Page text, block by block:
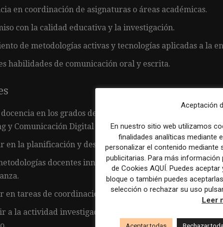
en coordinación de asignaturas o áreas académicas.
con la calidad educativa y la investigación.
de metodologías activas y tecnologías aplicadas a la
habilidades de comunicación oral y escrita.
en los grados de Publicidad y Comunicación para
y Comunicación Digital y Diseño Gráfico y Creatividad
en la planificación y desarrollo de las asignaturas
docentes innovadoras y herramientas
en tareas de coordinación académica cuando
a la actividad investigadora y a la mejora continua de la
Aceptación
En nuestro sitio web utilizamos
finalidades analíticas mediante
personalizar el contenido mediante
publicitarias. Para más
de Cookies AQUÍ. Puedes
bloque o también puedes
selección o rechazar su uso
Leer